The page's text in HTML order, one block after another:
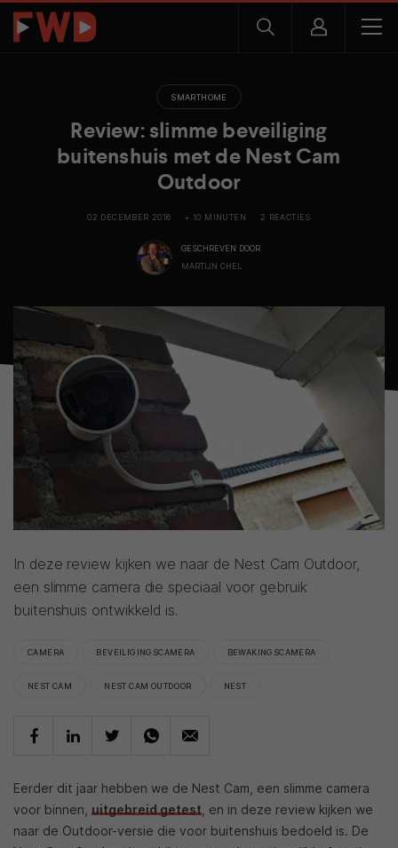
SMARTHOME
Review: slimme beveiliging
buitenshuis met de Nest Cam
Outdoor
02 DECEMBER 2016 + 10 MINUTEN 2 REACTIES
GESCHREVEN DOOR
MARTIJN CHEL
In deze review kijken we naar de Nest Cam Outdoor,
een slimme camera die speciaal voor gebruik
buitenshuis ontwikkeld is.
CAMERA BEVEILIGINGSCAMERA BEWAKINGSCAMERA
NEST CAM NEST CAM OUTDOOR NEST
Eerder dit jaar hebben we de Nest Cam, een slimme camera
voor binnen, uitgebreid getest , en in deze review kijken we
naar de Outdoor-versie die voor buitenshuis bedoeld is. De